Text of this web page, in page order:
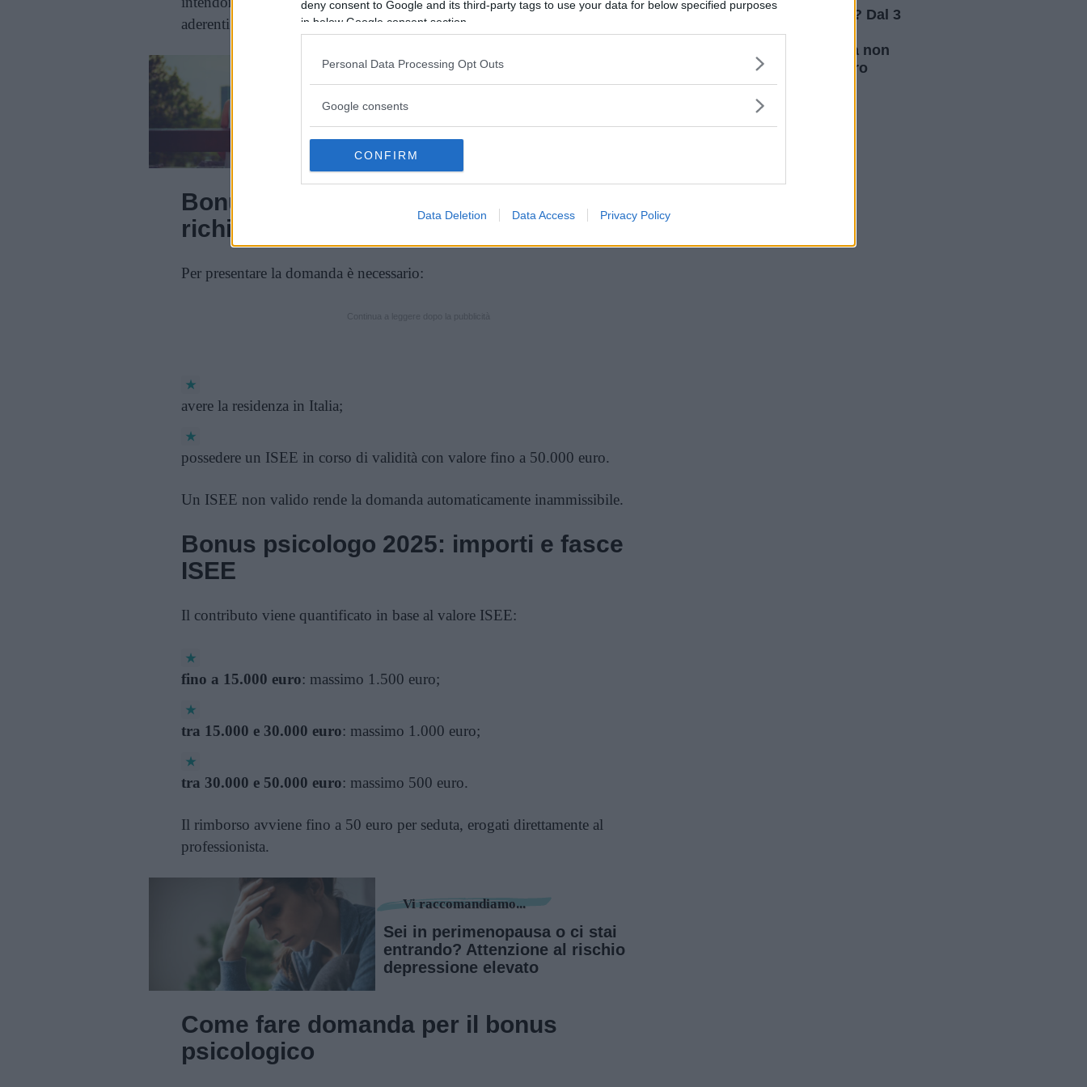
deny consent to Google and its third-party tags to use your data for below specified purposes
in below Google consent section.
Personal Data Processing Opt Outs
Google consents
CONFIRM
Data Deletion Data Access Privacy Policy
aderenti all’iniziativa e iscritti all’Albo degli psicologi.
Vi raccomandiamo...
come il caldo influisce sulla psiche
Bonus psicologo 2025: requisiti per
richiederlo
Per presentare la domanda è necessario:
avere la residenza in Italia;
possedere un ISEE in corso di validità con valore fino a 50.000 euro.
Un ISEE non valido rende la domanda automaticamente inammissibile.
Bonus psicologo 2025: importi e fasce
ISEE
Il contributo viene quantificato in base al valore ISEE:
fino a 15.000 euro: massimo 1.500 euro;
tra 15.000 e 30.000 euro: massimo 1.000 euro;
tra 30.000 e 50.000 euro: massimo 500 euro.
Il rimborso avviene fino a 50 euro per seduta, erogati direttamente al
professionista.
Vi raccomandiamo...
Sei in perimenopausa o ci stai
entrando? Attenzione al rischio
depressione elevato
Come fare domanda per il bonus
psicologico
Vacanze a rischio? Dal 3
agosto 2026 carta
d'identità cartacea non
vale più per l'estero